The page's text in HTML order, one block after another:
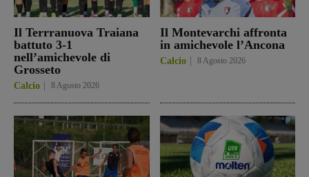
Il Terrranuova Traiana
battuto 3-1
nell’amichevole di
Grosseto
Calcio 8 Agosto 2026
Il Montevarchi affronta
in amichevole l’Ancona
Calcio 8 Agosto 2026